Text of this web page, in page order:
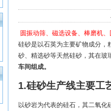
圆振动筛、磁选设备、棒磨机
硅砂是以石英为主要矿物成分，
砂、精选砂等天然硅砂，其在玻
车间组成。
1.硅砂生产线主要工
以砂岩为代表的硅石，其二氧